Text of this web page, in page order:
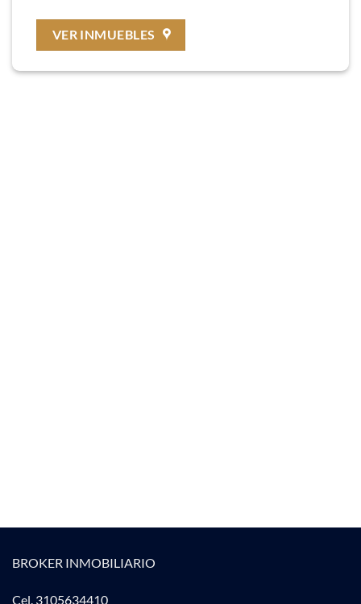
VER INMUEBLES
BROKER INMOBILIARIO
Cel. 3105634410